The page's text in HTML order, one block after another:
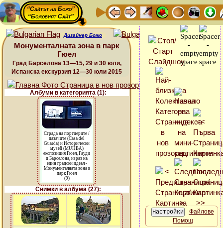
“Сайтът на Божо”
“Божовият Сайт”
Дизайнер Божо
Монументалната зона в парк
Гюел
Град Барселона 13—15, 29 и 30 юли,
Испанска екскурзия 12—30 юли 2015
Албуми в категорията (1):
Сграда на портиерите /
пазачите (Casa del
Guarda) и Исторически
музей (MUHBA)
експозиция Гюел, Гауди
и Барселона, израз на
един градски идеал -
Монументалната зона в
парк Гюел
(9)
Снимки в албума (27):
Файлове
Помощ